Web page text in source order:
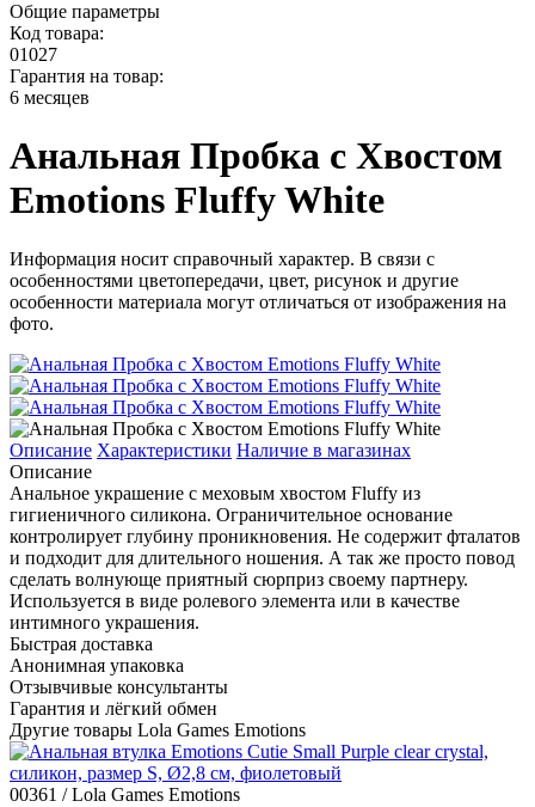
Общие параметры
Код товара:
01027
Гарантия на товар:
6 месяцев
Анальная Пробка с Хвостом
Emotions Fluffy White
Информация носит справочный характер. В связи с
особенностями цветопередачи, цвет, рисунок и другие
особенности материала могут отличаться от изображения на
фото.
Описание Характеристики Наличие в магазинах
Описание
Анальное украшение с меховым хвостом Fluffy из
гигиеничного силикона. Ограничительное основание
контролирует глубину проникновения. Не содержит фталатов
и подходит для длительного ношения. А так же просто повод
сделать волнующе приятный сюрприз своему партнеру.
Используется в виде ролевого элемента или в качестве
интимного украшения.
Быстрая доставка
Анонимная упаковка
Отзывчивые консультанты
Гарантия и лёгкий обмен
Другие товары Lola Games Emotions
00361 / Lola Games Emotions